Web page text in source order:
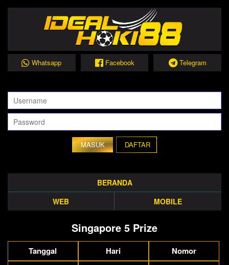
Whatsapp Facebook Telegram
DAFTAR
BERANDA
WEB
MOBILE
Singapore 5 Prize
Tanggal Hari Nomor